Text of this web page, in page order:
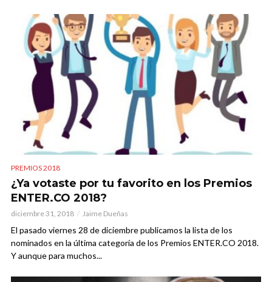
PREMIOS 2018
¿Ya votaste por tu favorito en los Premios
ENTER.CO 2018?
diciembre 31, 2018 Jaime Dueñas
El pasado viernes 28 de diciembre publicamos la lista de los
nominados en la última categoría de los Premios ENTER.CO 2018.
Y aunque para muchos...